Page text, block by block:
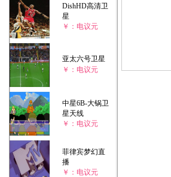
DishHD高清卫
星
￥：电议元
亚太六号卫星
￥：电议元
中星6B-大锅卫
星天线
￥：电议元
菲律宾梦幻直
播
￥：电议元